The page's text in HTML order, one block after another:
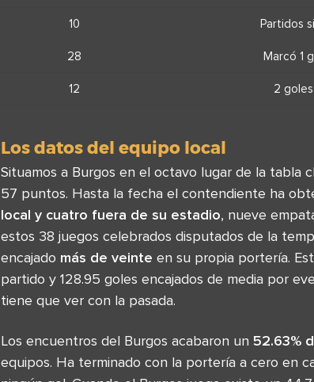
10 Partidos
28 Marcó 1
12 2
Los datos del equipo local
Situamos a Burgos en el octavo lugar de la tabla
57 puntos. Hasta la fecha el contendiente ha
local y cuatro fuera de su estadio, nueve
estos 38 juegos celebrados disputados de la
encajado más de veinte en su propia portería.
partido y 128.95 goles encajados de media por
tiene que ver con la pasada.
Los encuentros del Burgos acabaron un 52.63%
equipos. Ha terminado con la portería a cero en